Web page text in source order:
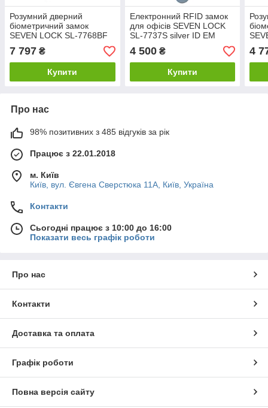
Розумний дверний
біометричний замок
SEVEN LOCK SL-7768BF
(85мм) black
7 797 ₴
Купити
Електронний RFID замок
для офісів SEVEN LOCK
SL-7737S silver ID EM
4 500₴
Купити
4
Про нас
98% позитивних з 485 відгуків за рік
Працює з 22.01.2018
м. Київ
Київ, вул. Євгена Сверстюка 11А, Київ, Україна
Контакти
Сьогодні працює з 10:00 до 16:00
Показати весь графік роботи
Про нас
Контакти
Доставка та оплата
Графік роботи
Повна версія сайту